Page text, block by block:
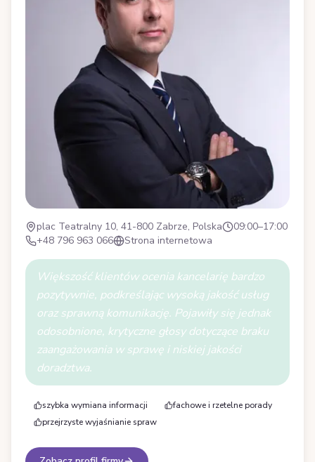
plac Teatralny 10, 41-800 Zabrze, Polska
09:00–17:00
+48 796 963 066
Strona internetowa
Większość klientów ocenia kancelarię bardzo
pozytywnie, podkreślając wysoką jakość usług
oraz sprawną komunikację. Pojawiły się jednak
odosobnione, krytyczne głosy dotyczące braku
zaangażowania w sprawę i niskiej jakości
doradztwa.
szybka wymiana informacji
fachowe i rzetelne porady
przejrzyste wyjaśnianie spraw